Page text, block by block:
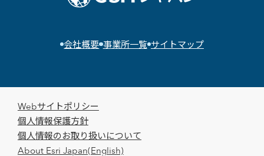
会社概要 事業所一覧 サイトマップ
Webサイトポリシー
個人情報保護方針
個人情報のお取り扱いについて
About Esri Japan(English)